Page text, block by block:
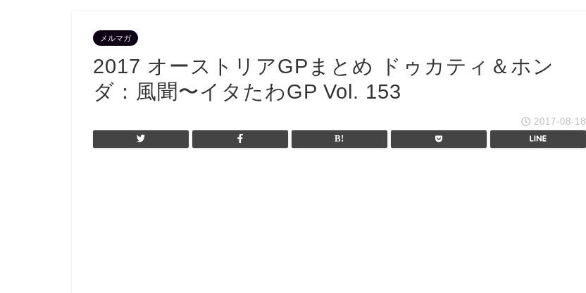
メルマガ
2017 オーストリアGPまとめ ドゥカティ＆ホン
ダ：風聞〜イタたわGP Vol. 153
2017-08-18